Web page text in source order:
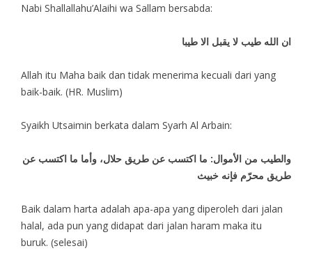
Nabi Shallallahu’Alaihi wa Sallam bersabda:
ان الله طيب لا يقبل الا طيبا
Allah itu Maha baik dan tidak menerima kecuali dari yang
baik-baik. (HR. Muslim)
Syaikh Utsaimin berkata dalam Syarh Al Arbain:
والطيب من الأموال: ما اكتسب عن طريق حلال، وأما ما اكتسب عن
طريق محرّم فإنه خبيث
Baik dalam harta adalah apa-apa yang diperoleh dari jalan
halal, ada pun yang didapat dari jalan haram maka itu
buruk. (selesai)